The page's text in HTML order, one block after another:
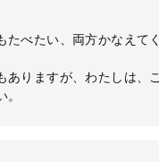
たべたい、両方かなえて
ありますが、わたしは、